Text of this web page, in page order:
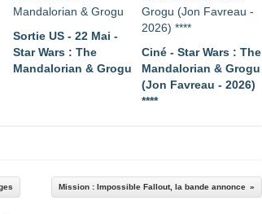
Sortie US - 22 Mai -
Star Wars : The
Mandalorian & Grogu
Ciné - Star Wars : The
Mandalorian & Grogu
(Jon Favreau - 2026)
****
Mission : Impossible Fallout, la bande annonce